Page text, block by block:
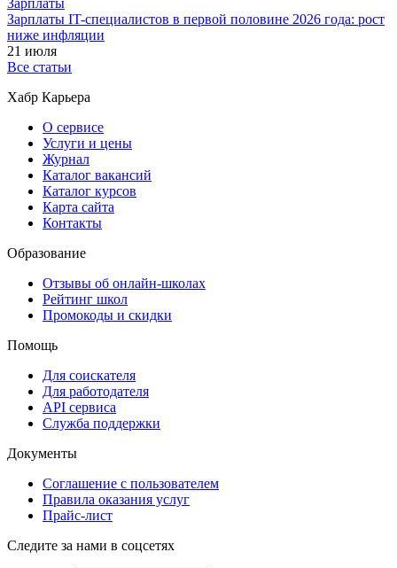
Зарплаты IT-специалистов в первой половине 2026 года: рост
ниже инфляции
21 июля
Все статьи
Хабр Карьера
О сервисе
Услуги и цены
Журнал
Каталог вакансий
Каталог курсов
Карта сайта
Контакты
Образование
Отзывы об онлайн-школах
Рейтинг школ
Промокоды и скидки
Помощь
Для соискателя
Для работодателя
API сервиса
Служба поддержки
Документы
Соглашение с пользователем
Правила оказания услуг
Прайс-лист
Следите за нами в соцсетях